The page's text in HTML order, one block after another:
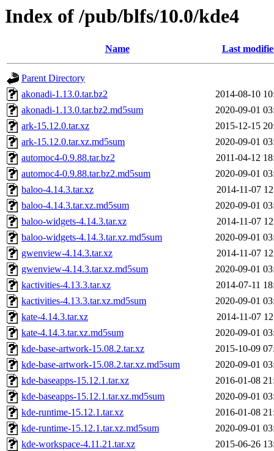
Index of /pub/blfs/10.0/kde4
Name Last
Parent Directory
akonadi-1.13.0.tar.bz2
2014-08-10
akonadi-1.13.0.tar.bz2.md5sum
2020-09-01
ark-15.12.0.tar.xz
2015-12-15
ark-15.12.0.tar.xz.md5sum
2020-09-01
automoc4-0.9.88.tar.bz2
2011-04-12
automoc4-0.9.88.tar.bz2.md5sum
2020-09-01
baloo-4.14.3.tar.xz
2014-11-07
baloo-4.14.3.tar.xz.md5sum
2020-09-01
baloo-widgets-4.14.3.tar.xz
2014-11-07
baloo-widgets-4.14.3.tar.xz.md5sum
2020-09-01
gwenview-4.14.3.tar.xz
2014-11-07
gwenview-4.14.3.tar.xz.md5sum
2020-09-01
kactivities-4.13.3.tar.xz
2014-07-11
kactivities-4.13.3.tar.xz.md5sum
2020-09-01
kate-4.14.3.tar.xz
2014-11-07
kate-4.14.3.tar.xz.md5sum
2020-09-01
kde-base-artwork-15.08.2.tar.xz
2015-10-09
kde-base-artwork-15.08.2.tar.xz.md5sum
2020-09-01
kde-baseapps-15.12.1.tar.xz
2016-01-08
kde-baseapps-15.12.1.tar.xz.md5sum
2020-09-01
kde-runtime-15.12.1.tar.xz
2016-01-08
kde-runtime-15.12.1.tar.xz.md5sum
2020-09-01
kde-workspace-4.11.21.tar.xz
2015-06-26